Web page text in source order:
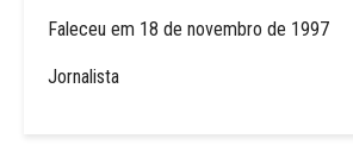
Faleceu em 18 de novembro de 1997
Jornalista